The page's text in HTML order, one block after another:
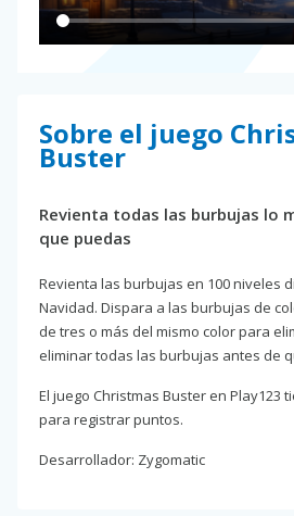
Sobre el juego
Buster
Revienta todas las burbujas lo
que puedas
Revienta las burbujas en 100 niveles
Navidad. Dispara a las burbujas de
de tres o más del mismo color para
eliminar todas las burbujas antes de
El juego Christmas Buster en Play123
para registrar puntos.
Desarrollador: Zygomatic